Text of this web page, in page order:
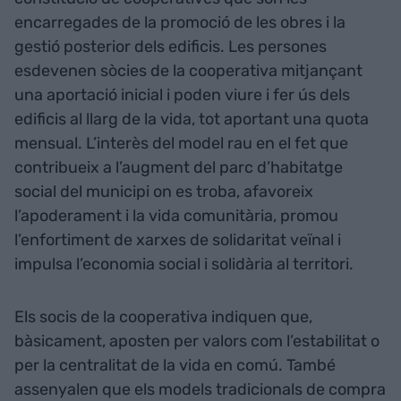
encarregades de la promoció de les obres i la
gestió posterior dels edificis. Les persones
esdevenen sòcies de la cooperativa mitjançant
una aportació inicial i poden viure i fer ús dels
edificis al llarg de la vida, tot aportant una quota
mensual. L’interès del model rau en el fet que
contribueix a l’augment del parc d’habitatge
social del municipi on es troba, afavoreix
l’apoderament i la vida comunitària, promou
l’enfortiment de xarxes de solidaritat veïnal i
impulsa l’economia social i solidària al territori.
Els socis de la cooperativa indiquen que,
bàsicament, aposten per valors com l’estabilitat o
per la centralitat de la vida en comú. També
assenyalen que els models tradicionals de compra